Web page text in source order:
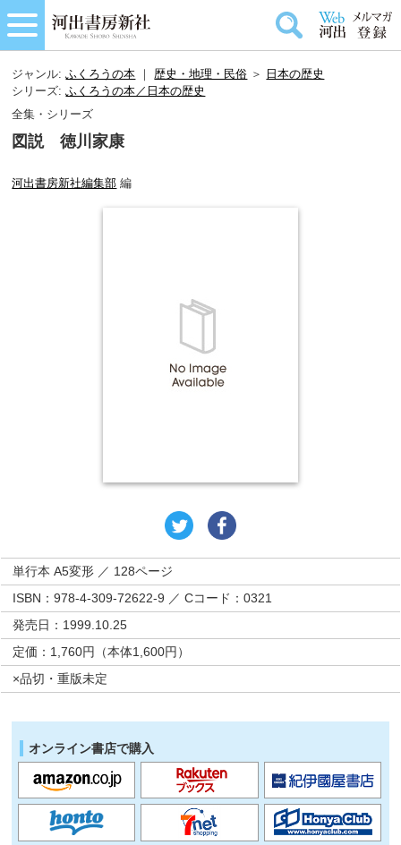
ジャンル:ふくろうの本 ｜歴史・地理・民俗 ＞
日本の歴史
シリーズ:ふくろうの本／日本の歴史
全集・シリーズ
図説 徳川家康
河出書房新社編集部 編
単行本 A5変形 ／ 128ページ
ISBN：978-4-309-72622-9 ／ Cコード：0321
発売日：1999.10.25
定価：1,760円（本体1,600円）
×品切・重版未定
オンライン書店で購入